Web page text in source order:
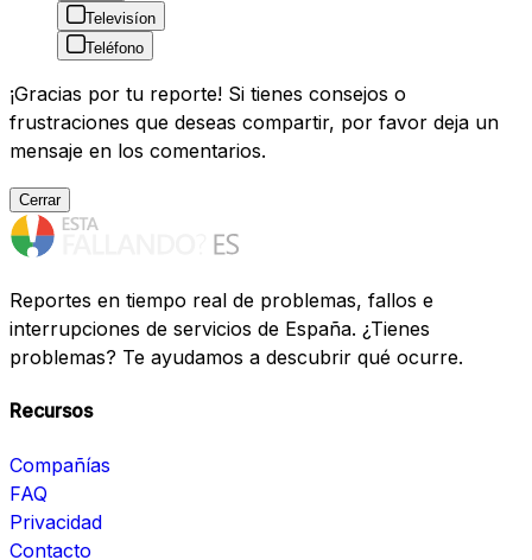
Televisíon
Teléfono
¡Gracias por tu reporte! Si tienes consejos o
frustraciones que deseas compartir, por favor deja un
mensaje en los comentarios.
Cerrar
Reportes en tiempo real de problemas, fallos e
interrupciones de servicios de España. ¿Tienes
problemas? Te ayudamos a descubrir qué ocurre.
Recursos
Compañías
FAQ
Privacidad
Contacto